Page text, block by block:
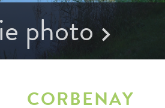
photo
CORBENAY